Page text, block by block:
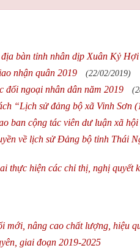
bàn tỉnh nhân dịp Xuân Kỷ
nhận quân 2019 (22/02/2019)
đối ngoại nhân dân năm 2019
“Lịch sử đảng bộ xã Vinh Sơn
ban cộng tác viên dư luận xã
về lịch sử Đảng bộ tỉnh Thái
thực hiện các chỉ thị, nghị
mới, nâng cao chất lượng, hiệu
giai đoạn 2019-2025